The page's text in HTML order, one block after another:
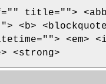
title="">
<b>
<em>
<strong>